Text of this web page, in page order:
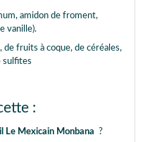
amidon de froment,
vanille).
fruits à coque, de céréales,
sulfites
:
Le Mexicain Monbana ?